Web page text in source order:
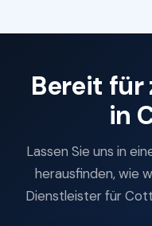
Bereit für
in
Lassen Sie uns in
herausfinden, wie
Dienstleister für